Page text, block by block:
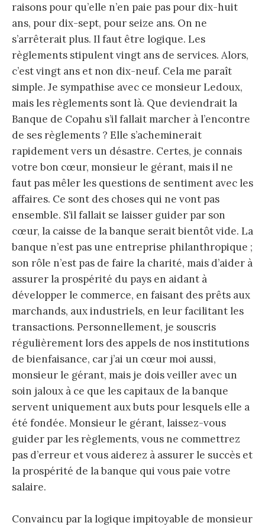
raisons pour qu’elle n’en paie pas pour dix-huit
ans, pour dix-sept, pour seize ans. On ne
s’arrêterait plus. Il faut être logique. Les
règlements stipulent vingt ans de services. Alors,
c’est vingt ans et non dix-neuf. Cela me paraît
simple. Je sympathise avec ce monsieur Ledoux,
mais les règlements sont là. Que deviendrait la
Banque de Copahu s’il fallait marcher à l’encontre
de ses règlements ? Elle s’acheminerait
rapidement vers un désastre. Certes, je connais
votre bon cœur, monsieur le gérant, mais il ne
faut pas mêler les questions de sentiment avec les
affaires. Ce sont des choses qui ne vont pas
ensemble. S’il fallait se laisser guider par son
cœur, la caisse de la banque serait bientôt vide. La
banque n’est pas une entreprise philanthropique ;
son rôle n’est pas de faire la charité, mais d’aider à
assurer la prospérité du pays en aidant à
développer le commerce, en faisant des prêts aux
marchands, aux industriels, en leur facilitant les
transactions. Personnellement, je souscris
régulièrement lors des appels de nos institutions
de bienfaisance, car j’ai un cœur moi aussi,
monsieur le gérant, mais je dois veiller avec un
soin jaloux à ce que les capitaux de la banque
servent uniquement aux buts pour lesquels elle a
été fondée. Monsieur le gérant, laissez-vous
guider par les règlements, vous ne commettrez
pas d’erreur et vous aiderez à assurer le succès et
la prospérité de la banque qui vous paie votre
salaire.
Convaincu par la logique impitoyable de monsieur